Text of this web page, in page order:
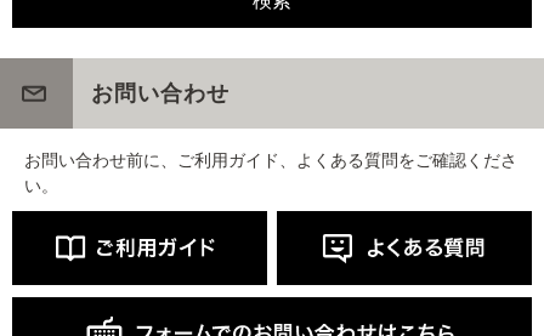
お問い合わせ
お問い合わせ前に、ご利用ガイド、よくある質問をご確認くださ
い。